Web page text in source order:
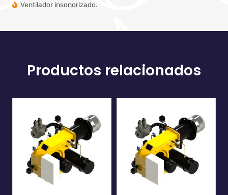
Ventilador insonorizado.
Productos relacionados